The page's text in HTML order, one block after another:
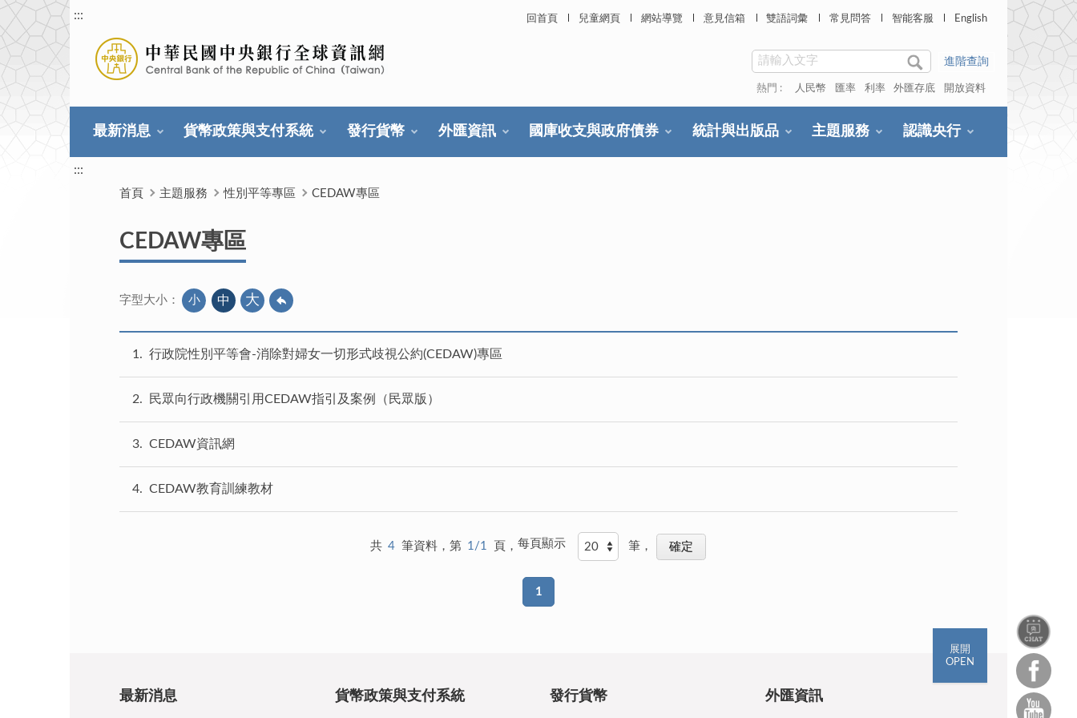
回首頁 兒童網頁 網站導覽 意見信箱 雙語詞彙 常見問答 智能客服 English
:::
進階查詢
熱門 : 人民幣 匯率 利率 外匯存底 開放資料
最新消息 貨幣政策與支付系統 發行貨幣 外匯資訊 國庫收支與政府債券 統計與出版品 主題服務 認識央行
:::
首頁 主題服務 性別平等專區 CEDAW專區
CEDAW專區
字型大小： 小 中 大
1 行政院性別平等會-消除對婦女一切形式歧視公約(CEDAW)專區
2 民眾向行政機關引用CEDAW指引及案例（民眾版）
3 CEDAW資訊網
4 CEDAW教育訓練教材
共 4 筆資料，第 1/1 頁， 每頁顯示 筆，
1
展開
OPEN
最新消息 貨幣政策與支付系統 發行貨幣 外匯資訊